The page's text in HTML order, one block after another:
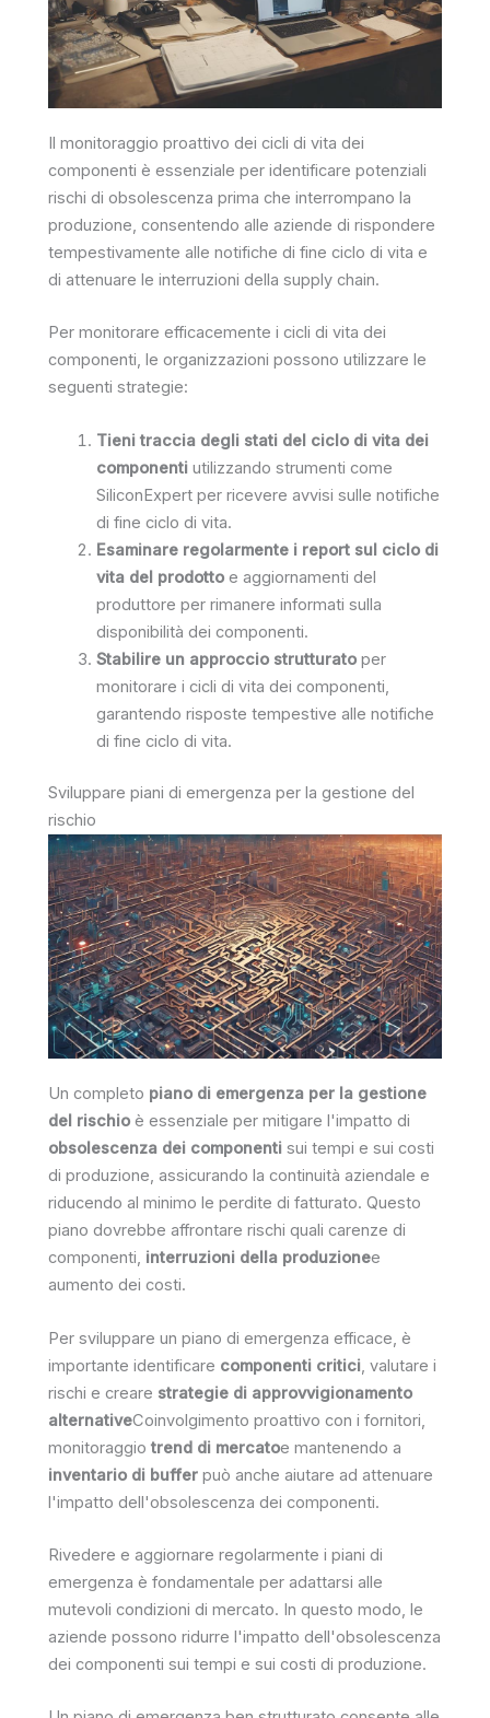
Il monitoraggio proattivo dei cicli di vita dei
componenti è essenziale per identificare potenziali
rischi di obsolescenza prima che interrompano la
produzione, consentendo alle aziende di rispondere
tempestivamente alle notifiche di fine ciclo di vita e
di attenuare le interruzioni della supply chain.
Per monitorare efficacemente i cicli di vita dei
componenti, le organizzazioni possono utilizzare le
seguenti strategie:
Tieni traccia degli stati del ciclo di vita dei
componentiutilizzando strumenti come
SiliconExpert per ricevere avvisi sulle notifiche
di fine ciclo di vita.
Esaminare regolarmente i report sul ciclo di
vita del prodottoe aggiornamenti del
produttore per rimanere informati sulla
disponibilità dei componenti.
Stabilire un approccio strutturatoper
monitorare i cicli di vita dei componenti,
garantendo risposte tempestive alle notifiche
di fine ciclo di vita.
Sviluppare piani di emergenza per la gestione del
rischio
Un completo piano di emergenza per la gestione
del rischio è essenziale per mitigare l'impatto di
obsolescenza dei componenti sui tempi e sui costi
di produzione, assicurando la continuità aziendale e
riducendo al minimo le perdite di fatturato. Questo
piano dovrebbe affrontare rischi quali carenze di
componenti, interruzioni della produzionee
aumento dei costi.
Per sviluppare un piano di emergenza efficace, è
importante identificare componenti critici, valutare i
rischi e creare strategie di approvvigionamento
alternativeCoinvolgimento proattivo con i fornitori,
monitoraggio trend di mercatoe mantenendo a
inventario di buffer può anche aiutare ad attenuare
l'impatto dell'obsolescenza dei componenti.
Rivedere e aggiornare regolarmente i piani di
emergenza è fondamentale per adattarsi alle
mutevoli condizioni di mercato. In questo modo, le
aziende possono ridurre l'impatto dell'obsolescenza
dei componenti sui tempi e sui costi di produzione.